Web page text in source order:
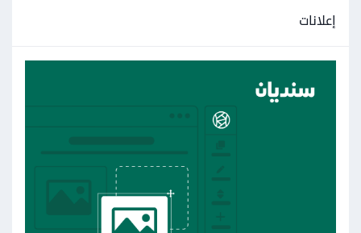
إعلانات